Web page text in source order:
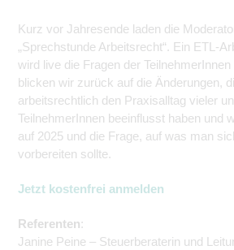
Kurz vor Jahresende laden die
„Sprechstunde Arbeitsrecht“. Ein ETL-
wird live die Fragen der Teilnehmer
blicken wir zurück auf die Änderungen,
arbeitsrechtlich den Praxisalltag vieler
TeilnehmerInnen beeinflusst haben und
auf 2025 und die Frage, auf was man
vorbereiten sollte.
Jetzt kostenfrei anmelden
Referenten:
Janine Peine – Steuerberaterin und